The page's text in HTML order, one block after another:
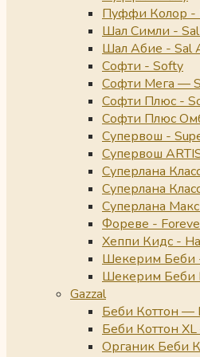
Пуффи Колор -
Шал Симли - Sal
Шал Абие - Sal
Софти - Softy
Софти Мега —
Софти Плюс -
Софти Плюс
Супервош -
Супервош
Суперлана
Суперлана
Суперлана
Фореве -
Хеппи Кидс -
Шекерим Беби
Шекерим Беби
Gazzal
Беби Коттон —
Беби Коттон
Органик Беби